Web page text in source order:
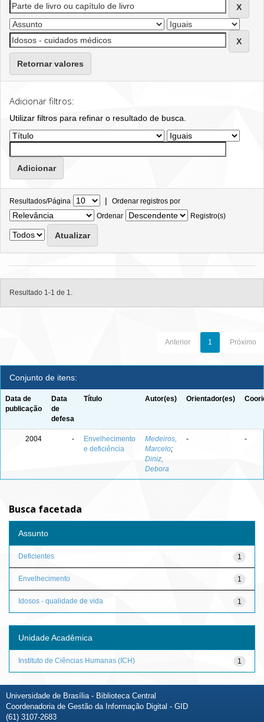
Retornar valores
Adicionar filtros:
Utilizar filtros para refinar o resultado de busca.
Resultados/Página | Ordenar registros por
Ordenar
Registro(s)
Resultado 1-1 de 1.
Anterior 1 Próximo
Conjunto de itens:
Data de
publicação
Data
de
defesa
Título Autor(es) Orientador(es)
2004 -
Envelhecimento
e deficiência
Medeiros,
Marcelo;
Diniz,
Debora
- -
Busca facetada
Assunto
1
Deficientes
1
Envelhecimento
1
Idosos - qualidade de vida
Unidade Acadêmica
1
Instituto de Ciências Humanas (ICH)
Universidade de Brasília - Biblioteca Central
Coordenadoria de Gestão da Informação Digital - GID
(61) 3107-2683